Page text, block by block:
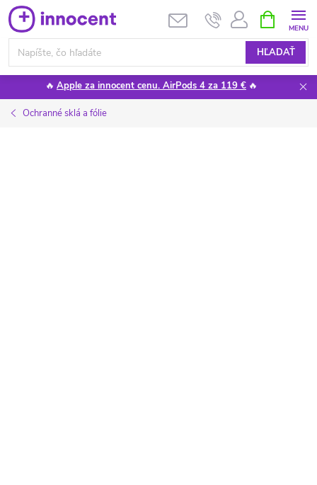
Prejsť
na
obsah
HĽADAŤ
KOŠÍK
🔥 Apple za innocent cenu. AirPods 4 za 119 € 🔥
Ochranné sklá a fólie